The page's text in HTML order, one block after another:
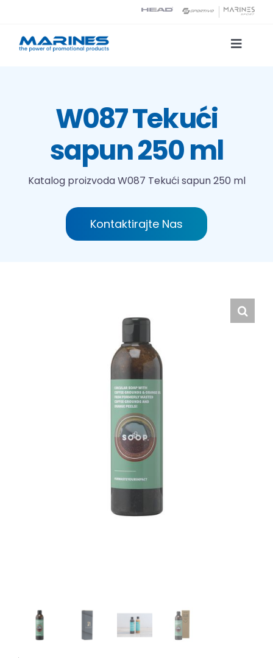
content
Toggle
Tehnologije tiska
O nama
W087 Tekući
sapun 250 ml
Katalog proizvodaW087 Tekući sapun 250 ml
Kontaktirajte Nas